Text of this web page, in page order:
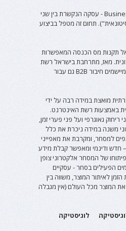
Business-to-Business - B2B - עסקה הנקשרת בין שני
תחום זה מטפל בביצוע
בישראל תקנות מס הכנסה המאפשרות
מאז, מתרחבת בישראל רשת
של ספקים ולקוחות אשר מיישמים חיבור B2B גם עבור
מואצת במידה רבה על ידי
באמצעות רשת האינטרנט.
גאוגרפי ועל פני פערי זמן,
משנה במידה ניכרת את כלל
למסחר, ומקרבת את מאפייני
חדש ודינמי ומאפשר קבלת מידע
של המסחר אלקטרוני צופן
הפעילים בסחר - עסקיים
לאיתור המוצר, משווה בין
את המוצר מכל העולם (אין מגבלה
לוגיסטיקה